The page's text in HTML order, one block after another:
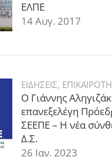
ΕΛΠΕ
14 Αυγ. 2017
ΕΙΔΗΣΕΙΣ,
Ο Γιάννης
επανεξελέγη
ΣΕΕΠΕ – Η νέα
Δ.Σ.
26 Ιαν. 2023